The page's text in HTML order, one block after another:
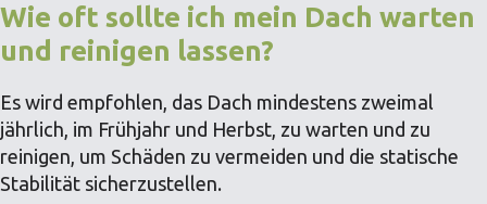
Wie oft sollte ich mein Dach warten
und reinigen lassen?
Es wird empfohlen, das Dach mindestens zweimal
jährlich, im Frühjahr und Herbst, zu warten und zu
reinigen, um Schäden zu vermeiden und die statische
Stabilität sicherzustellen.